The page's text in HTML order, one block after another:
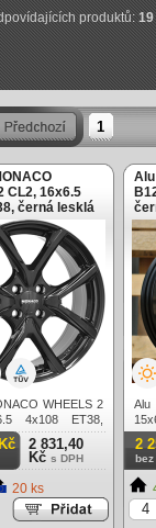
produktů:19
1
CL2, 16x6.5
černá lesklá
WHEELS 2
4x108 ET38,
2 831,40
Kč s DPH
20 ks
Alu
2
bez